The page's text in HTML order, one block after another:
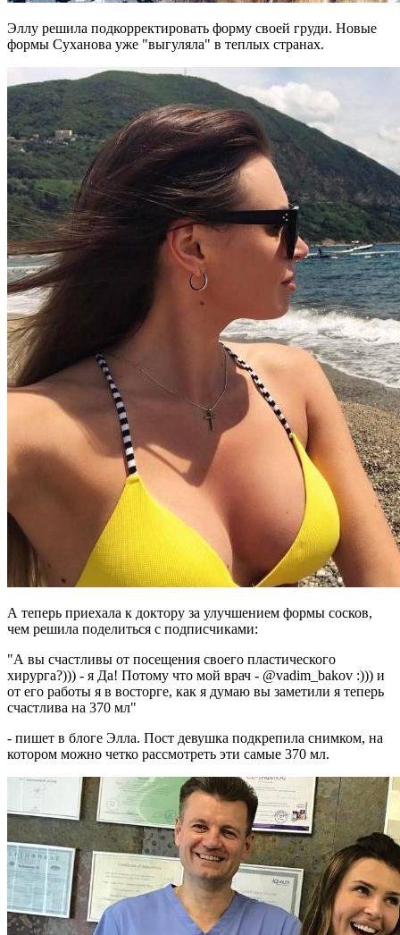
Эллу решила подкорректировать форму своей груди. Новые
формы Суханова уже "выгуляла" в теплых странах.
А теперь приехала к доктору за улучшением формы сосков,
чем решила поделиться с подписчиками:
"А вы счастливы от посещения своего пластического
хирурга?))) - я Да! Потому что мой врач - @vadim_bakov :))) и
от его работы я в восторге, как я думаю вы заметили я теперь
счастлива на 370 мл"
- пишет в блоге Элла. Пост девушка подкрепила снимком, на
котором можно четко рассмотреть эти самые 370 мл.